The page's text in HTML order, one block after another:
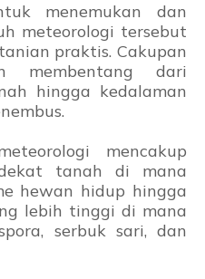
menemukan dan
meteorologi tersebut
praktis. Cakupan
membentang dari
hingga kedalaman
mencakup
tanah di mana
hewan hidup hingga
lebih tinggi di mana
serbuk sari, dan